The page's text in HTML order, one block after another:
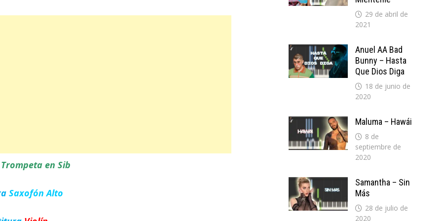
Trompeta en Sib
Saxofón Alto
29 de abril de
2021
Anuel AA Bad
Bunny – Hasta
Que Dios Diga
18 de junio de
2020
Maluma – Hawái
8 de
septiembre de
2020
Samantha – Sin
Más
28 de julio de
2020